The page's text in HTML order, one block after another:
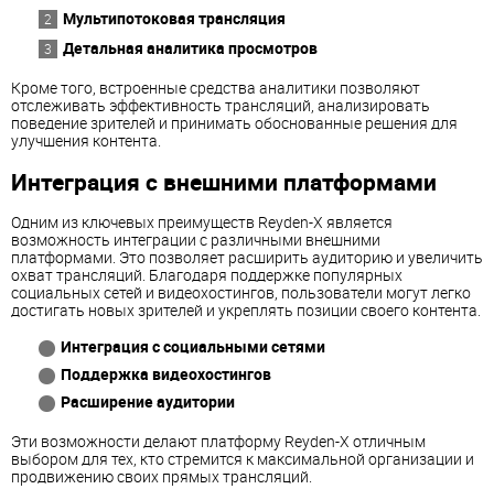
Мультипотоковая трансляция
Детальная аналитика просмотров
Кроме того, встроенные средства аналитики позволяют
отслеживать эффективность трансляций, анализировать
поведение зрителей и принимать обоснованные решения для
улучшения контента.
Интеграция с внешними платформами
Одним из ключевых преимуществ Reyden-X является
возможность интеграции с различными внешними
платформами. Это позволяет расширить аудиторию и увеличить
охват трансляций. Благодаря поддержке популярных
социальных сетей и видеохостингов, пользователи могут легко
достигать новых зрителей и укреплять позиции своего контента.
Интеграция с социальными сетями
Поддержка видеохостингов
Расширение аудитории
Эти возможности делают платформу Reyden-X отличным
выбором для тех, кто стремится к максимальной организации и
продвижению своих прямых трансляций.